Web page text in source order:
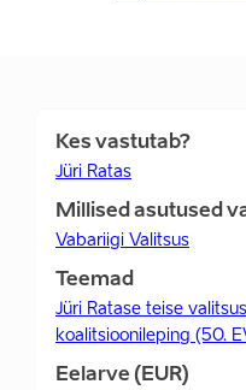
Kes vastutab?
Jüri Ratas
Millised asutused
Vabariigi Valitsus
Teemad
Jüri Ratase teise
koalitsioonileping (50.
Eelarve (EUR)